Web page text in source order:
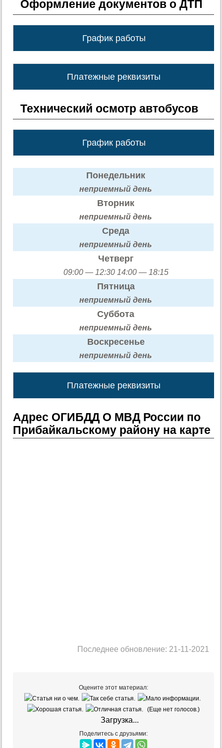
Оформление документов о ДТП
График работы
Платежные реквизиты
Технический осмотр автобусов
График работы
Понедельник
неприемный день
Вторник
неприемный день
Среда
неприемный день
Четверг
09:00 — 12:30 14:00 — 18:15
Пятница
неприемный день
Суббота
неприемный день
Воскресенье
неприемный день
Платежные реквизиты
Адрес ОГИБДД О МВД России по
Прибайкальскому району на карте
Последнее обновление: 21-11-2021
Оцените этот материал:
(Еще нет голосов.)
Загрузка...
Поделитесь с друзьями: